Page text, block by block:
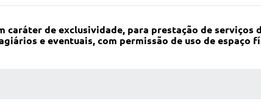
de exclusividade, para prestação de serviços
e eventuais, com permissão de uso de espaço